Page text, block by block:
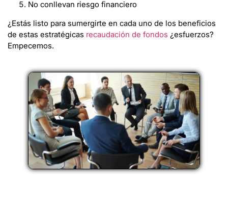
No conllevan riesgo financiero
¿Estás listo para sumergirte en cada uno de los beneficios
de estas estratégicas recaudación de fondos ¿esfuerzos?
Empecemos.